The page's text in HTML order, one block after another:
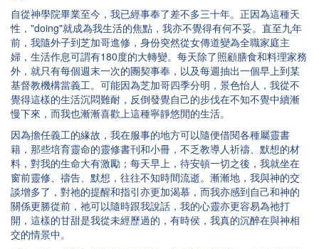
自從神學院畢業至今，我已經事奉了差不多三十年。正因為這種天
性，"doing"就成為我生活的焦點，我亦不覺得有何不妥。直至九年
前，我隨外子到芝加哥進修，身份突然從女傳道變為全職家庭主
婦，生活作息可謂有180度的大轉變。每天除了照顧膳食和料理家務
外，就只有每個週末一次的團契事奉，以及每週抽出一個早上到某
基督教機構當義工。可能因為芝加哥四季分明，景色怡人，我從不
覺得這樣的生活沉悶難耐，反倒發覺自己的步伐在不知不覺中續漸
慢下來，而我也漸漸喜歡上這種寧靜悠閒的生活。
因為擔任義工的緣故，我在服事的地方可以隨便借閱各種屬靈書
籍，那些培育靈命的靈修書刊和小冊，不乏教導人祈禱、默想的材
料，對我的生命大有激勵；每天早上，待安頓一切之後，我就坐在
窗前靈修、禱告、默想，往往不知時間流逝。漸漸地，我與神的交
談增多了，對祂的提醒和指引亦更加渴慕，而我亦感到自己和神的
關係更勝從前，祂可以隨時跟我說話，我的心靈亦更容易為祂打
開，這樣的甘甜是我從未經歷過的，有時侯，我真的沉醉在與神相
交的情景中。